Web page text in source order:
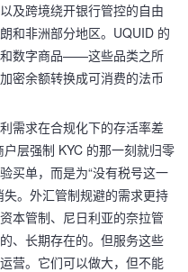
及跨境绕开银行管控的自由
和非洲部分地区。UQUID 的
数字商品——这些品类之所
密余额转换成可消费的法币
需求在合规化下的存活率差
层强制 KYC 的那一刻就归零
单，而是为“没有税号这一
。外汇管制规避的需求更持
本管制、尼日利亚的奈拉管
、长期存在的。但服务这些
营。它们可以做大，但不能